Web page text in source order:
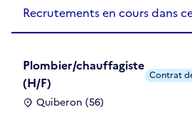
Recrutements en cours dans
Plombier/chauffagiste
(H/F)
Quiberon (56)
Contrat